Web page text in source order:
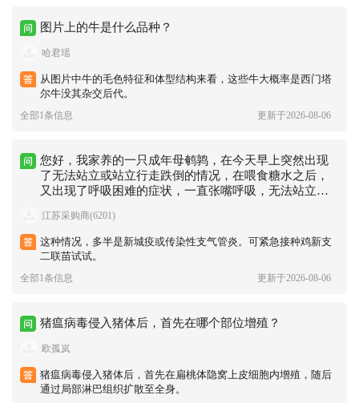
图片上的牛是什么品种？
哈君瑶
从图片中牛的毛色特征和体型结构来看，这些牛大概率是西门塔
尔牛没其杂交后代。
全部1条信息 更新于2026-08-06
您好，我家养的一只成年母鹌鹑，在今天早上突然出现
了无法站立或站立行走跌倒的情况，在喂食糖水之后，
又出现了呼吸困难的症状，一直张嘴呼吸，无法站立行
江苏采购商(6201)
这种情况，多半是新城疫或传染性支气管炎。可紧急接种鸡新支
二联苗试试。
全部1条信息 更新于2026-08-06
猪瘟病毒侵入猪体后，首先在哪个部位增殖？
欧孤岚
猪瘟病毒侵入猪体后，首先在扁桃体隐窝上皮细胞内增殖，随后
通过局部淋巴组织扩散至全身。